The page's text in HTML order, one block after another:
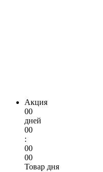
Акция
00
дней
00
:
00
00
Товар дня